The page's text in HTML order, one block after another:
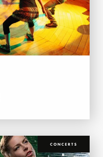
CONCERTS